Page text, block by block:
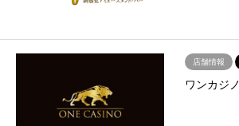
店舗情報
ワンカジノ